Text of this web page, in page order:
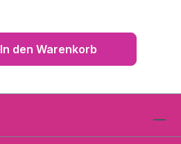
In den Warenkorb